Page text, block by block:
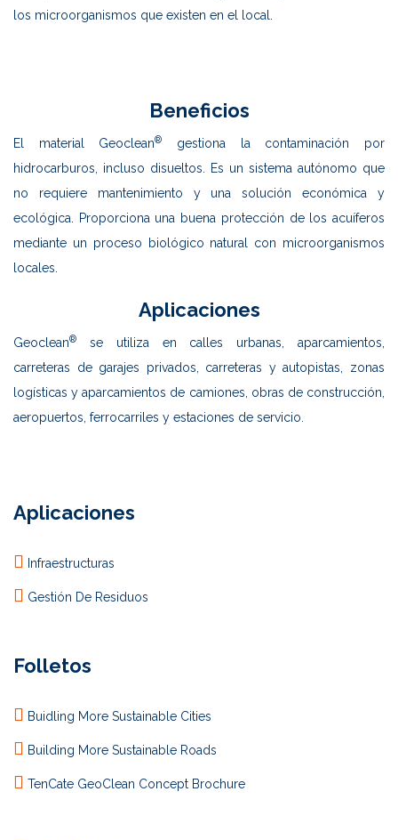
los microorganismos que existen en el local.
Beneficios
El material Geoclean®
gestiona la contaminación por
hidrocarburos, incluso disueltos. Es un sistema autónomo que
no requiere mantenimiento y una solución económica y
ecológica. Proporciona una buena protección de los acuíferos
mediante un proceso biológico natural con microorganismos
locales.
Aplicaciones
Geoclean®
se utiliza en calles urbanas, aparcamientos,
carreteras de garajes privados, carreteras y autopistas, zonas
logísticas y aparcamientos de camiones, obras de construcción,
aeropuertos, ferrocarriles y estaciones de servicio.
Aplicaciones
Infraestructuras
Gestión De Residuos
Folletos
Buidling More Sustainable Cities
Building More Sustainable Roads
TenCate GeoClean Concept Brochure